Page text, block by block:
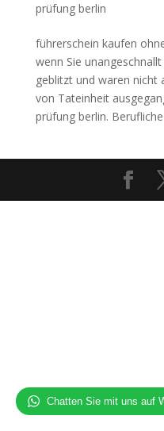
prüfung berlin
führerschein kaufen
wenn Sie
geblitzt und waren nicht
von Tateinheit
prüfung berlin.
Chatten Sie mit uns auf